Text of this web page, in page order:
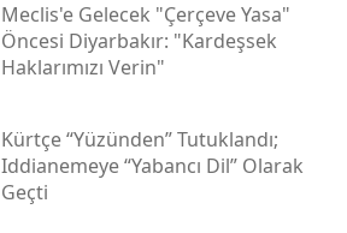
Meclis'e Gelecek "çerçeve Yasa"
Öncesi Diyarbakır: "kardeşsek
Haklarımızı Verin"
Kürtçe “yüzünden” Tutuklandı;
Iddianemeye “yabancı Dil” Olarak
Geçti